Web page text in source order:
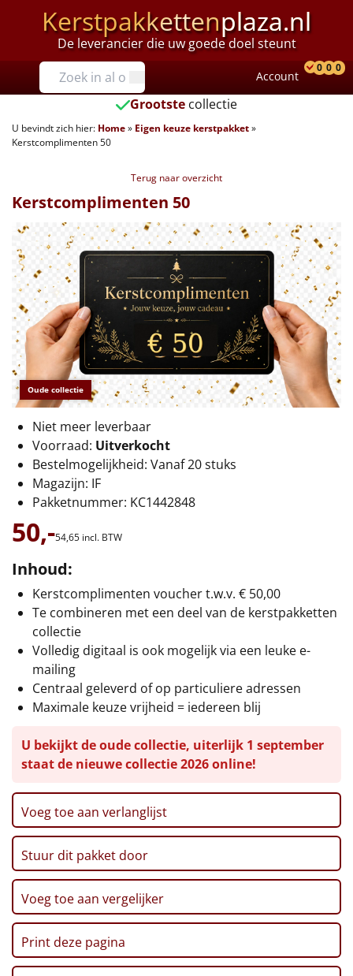
Kerstpakkettenplaza.nl
De leverancier die uw goede doel steunt
Prijzen
Tot €25
€25 tot €35
€40 tot €45
€45 tot €50
€50 tot €55
€55 tot €75
€75 tot €100
€100 en hoger
Alle kerstpakketten 2026
Thema
Origineel
Rituals
Luxe
Mannen
Vrouwen
Duurzaam
Goedkope
Uniek
Alle thema's
Artikel
Hitster NIEUW
Pizzarette
Account
0 0 0
Grootste collectie
U bevindt zich hier: Home» Eigen keuze kerstpakket»
Kerstcomplimenten 50
Terug naar overzicht
Oude collectie
Kerstcomplimenten 50
Niet meer leverbaar
Voorraad: Uitverkocht
Bestelmogelijkheid: Vanaf 20 stuks
Magazijn: IF
Pakketnummer: KC1442848
50,-54,65 incl. BTW
Inhoud:
Kerstcomplimenten voucher t.w.v. € 50,00
Te combineren met een deel van de kerstpakketten
collectie
Volledig digitaal is ook mogelijk via een leuke e-
mailing
Centraal geleverd of op particuliere adressen
Maximale keuze vrijheid = iedereen blij
U bekijkt de oude collectie, uiterlijk 1 september
staat de nieuwe collectie 2026 online!
Voeg toe aan verlanglijst
Stuur dit pakket door
Voeg toe aan vergelijker
Print deze pagina